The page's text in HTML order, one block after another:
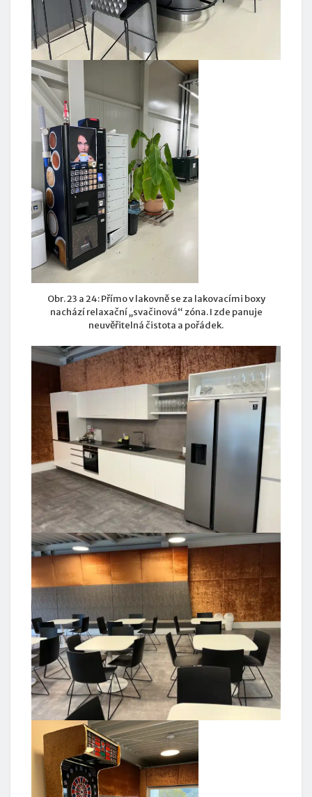
Obr. 23 a 24: Přímo v lakovně se za lakovacími boxy
nachází relaxační „svačinová“ zóna. I zde panuje
neuvěřitelná čistota a pořádek.